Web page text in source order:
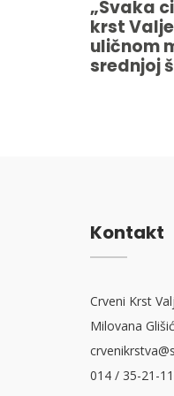
„Svaka
krst
uličnom
srednjoj
Kontakt
Crveni Krst
Milovana
014 / 35-21-